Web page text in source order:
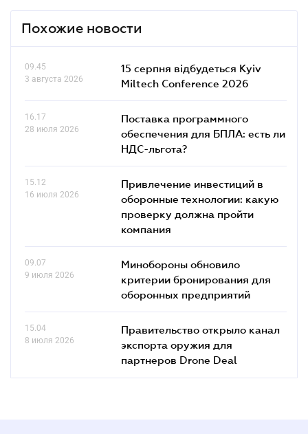
Похожие новости
09.45
3 августа 2026
15 серпня відбудеться Kyiv
Miltech Conference 2026
16.17
28 июля 2026
Поставка программного
обеспечения для БПЛА: есть ли
НДС-льгота?
15.12
16 июля 2026
Привлечение инвестиций в
оборонные технологии: какую
проверку должна пройти
компания
09.07
9 июля 2026
Минобороны обновило
критерии бронирования для
оборонных предприятий
15.04
8 июля 2026
Правительство открыло канал
экспорта оружия для
партнеров Drone Deal